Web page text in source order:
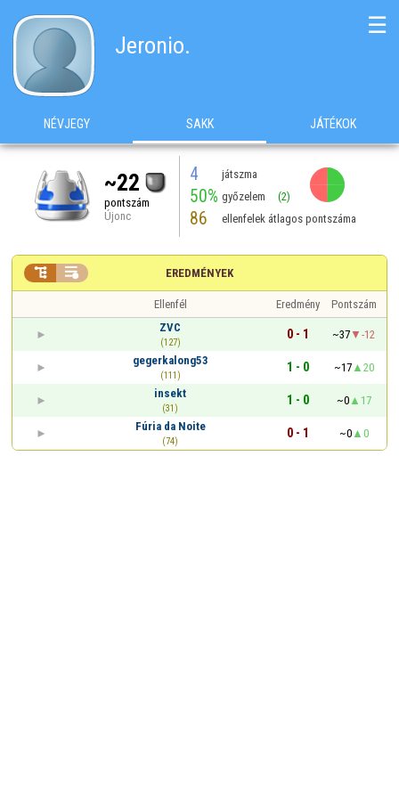
Jeronio.
☰
NÉVJEGY SAKK JÁTÉKOK
~22
pontszám
Újonc
4 játszma
50% győzelem (2)
86 ellenfelek átlagos pontszáma
EREDMÉNYEK
 
Ellenfél Eredmény
Pontszám
ZVC
(127)
0 - 1 ~37
-12
gegerkalong53
(111)
1 - 0 ~17
20
insekt
(31)
1 - 0 ~0
17
Fúria da Noite
(74)
0 - 1 ~0 0